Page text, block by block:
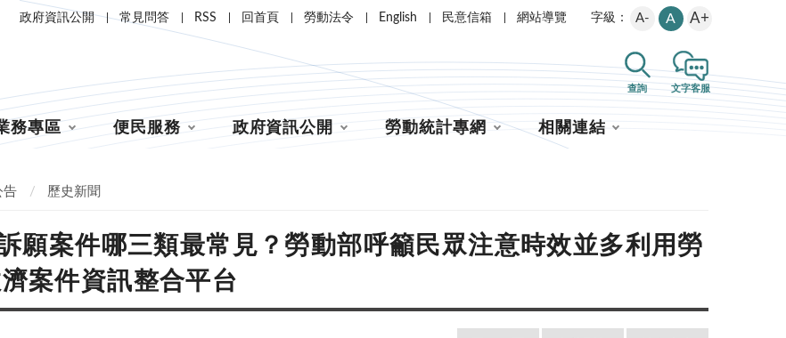
政府資訊公開 常見問答 RSS 回首頁 勞動法令 English 民意信箱 網站導覽 字級： A- A A+
查詢 文字客服
務專區 便民服務 政府資訊公開 勞動統計專網 相關連結
告 歷史新聞
願案件哪三類最常見？勞動部呼籲民眾注意時效並多利用勞
案件資訊整合平台